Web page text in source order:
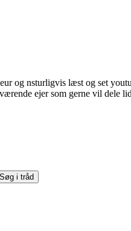
og nsturligvis læst og set
ejer som gerne vil dele